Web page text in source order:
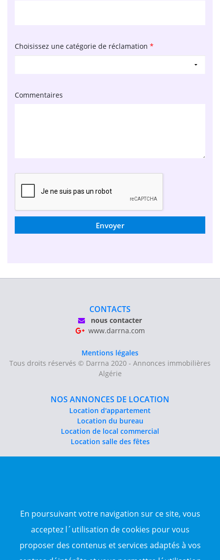
Choisissez une catégorie de réclamation *
Commentaires
Envoyer
En poursuivant votre navigation sur ce site, vous
acceptez l´utilisation de cookies pour vous
proposer des contenus et services adaptés à vos
CONTACTS
nous contacter
www.darrna.com
Mentions légales
Tous droits réservés © Darrna 2020 - Annonces immobilières
Algérie
NOS ANNONCES DE LOCATION
Location d'appartement
Location du bureau
Location de local commercial
Location salle des fêtes
Sitemap
TOP WILAYA
Annonce à 16-Alger
Annonce à 23-Annaba